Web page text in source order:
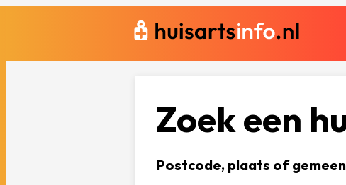
Zoek een
Postcode, plaats of